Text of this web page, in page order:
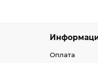
Оплата